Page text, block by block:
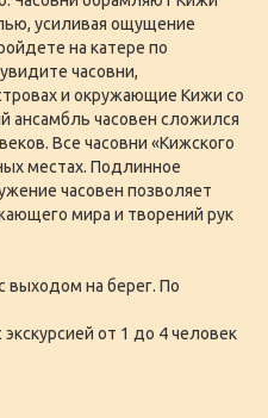
усиливая ощущение
на катере по
часовни,
и окружающие Кижи со
ансамбль часовен сложился
Все часовни «Кижского
местах. Подлинное
часовен позволяет
мира и творений рук
выходом на берег. По
от 1 до 4 человек